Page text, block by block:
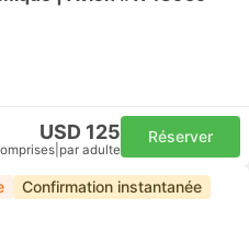
USD 125
par adulte
Réserver
Confirmation instantanée